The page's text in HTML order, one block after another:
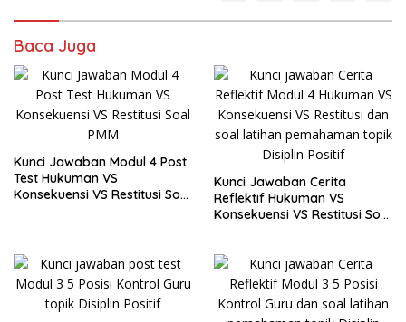
Baca Juga
Kunci Jawaban Modul 4 Post
Test Hukuman VS
Konsekuensi VS Restitusi Soal
Kunci Jawaban Cerita
Reflektif Hukuman VS
Konsekuensi VS Restitusi Soal